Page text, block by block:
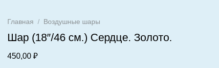
Главная / Воздушные шары
Шар (18″/46 см.) Сердце. Золото.
450,00 ₽